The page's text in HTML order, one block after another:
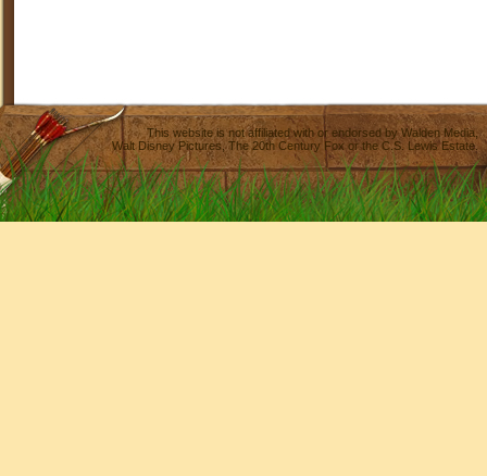
This website is not affiliated with or endorsed byWalden Media
Walt Disney Pictures,The 20th Century Fox or the C.S. Lewis Estate.